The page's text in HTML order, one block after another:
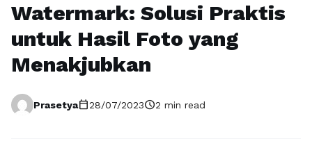
Watermark: Solusi Praktis
untuk Hasil Foto yang
Menakjubkan
Prasetyacalendar_today28/07/2023schedule2 min read